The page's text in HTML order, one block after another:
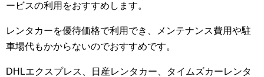
ービスの利用をおすすめします。
レンタカーを優待価格で利用でき、メンテナンス費用や駐
車場代もかからないのでおすすめです。
DHLエクスプレス、日産レンタカー、タイムズカーレンタ